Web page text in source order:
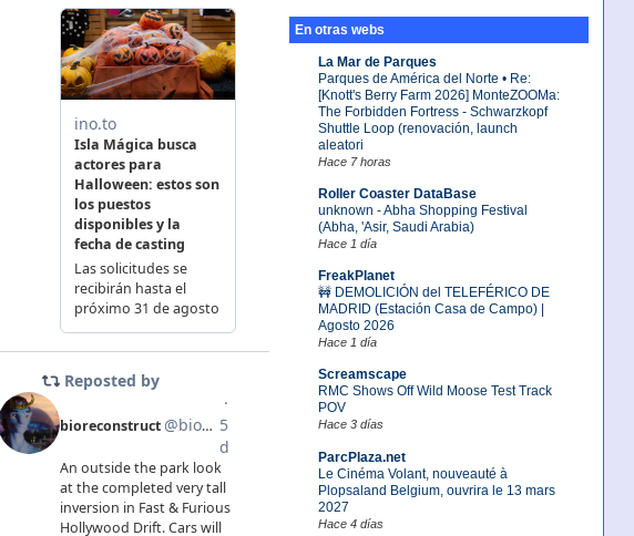
En otras webs
La Mar de Parques
Parques de América del Norte • Re:
[Knott's Berry Farm 2026] MonteZOOMa:
The Forbidden Fortress - Schwarzkopf
Shuttle Loop (renovación, launch
aleatori
Hace 7 horas
Roller Coaster DataBase
unknown - Abha Shopping Festival
(Abha, 'Asir, Saudi Arabia)
Hace 1 día
FreakPlanet
🚧 DEMOLICIÓN del TELEFÉRICO DE
MADRID (Estación Casa de Campo) |
Agosto 2026
Hace 1 día
Screamscape
RMC Shows Off Wild Moose Test Track
POV
Hace 3 días
ParcPlaza.net
Le Cinéma Volant, nouveauté à
Plopsaland Belgium, ouvrira le 13 mars
2027
Hace 4 días